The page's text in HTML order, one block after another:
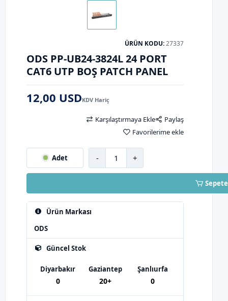
ÜRÜN KODU:27337
ODS PP-UB24-3824L 24 PORT
CAT6 UTP BOŞ PATCH PANEL
12,00 USDKDV Hariç
Ürün Markası
ODS
Güncel Stok
Diyarbakır
0
Gaziantep
20+
Şanlıurfa
0
Karşılaştırmaya Ekle
Paylaş
Favorilerime ekle
Adet - +